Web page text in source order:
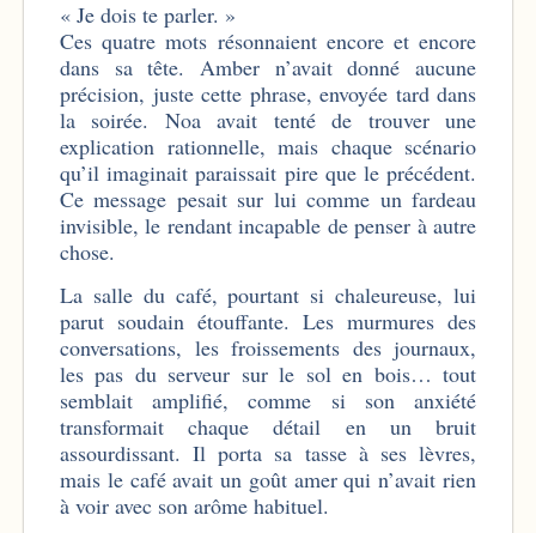
« Je dois te parler. »
Ces quatre mots résonnaient encore et encore
dans sa tête. Amber n’avait donné aucune
précision, juste cette phrase, envoyée tard dans
la soirée. Noa avait tenté de trouver une
explication rationnelle, mais chaque scénario
qu’il imaginait paraissait pire que le précédent.
Ce message pesait sur lui comme un fardeau
invisible, le rendant incapable de penser à autre
chose.
La salle du café, pourtant si chaleureuse, lui
parut soudain étouffante. Les murmures des
conversations, les froissements des journaux,
les pas du serveur sur le sol en bois… tout
semblait amplifié, comme si son anxiété
transformait chaque détail en un bruit
assourdissant. Il porta sa tasse à ses lèvres,
mais le café avait un goût amer qui n’avait rien
à voir avec son arôme habituel.